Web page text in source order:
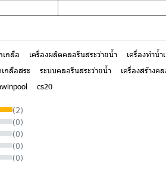
เกลือ เครื่องผลิตคลอรีนสระว่ายน้ำ เครื่องทำน้ำ
กลือสระ ระบบคลอรีนสระว่ายน้ำ เครื่องสร้างค
cs20
(0)
(0)
(0)
(0)
(2)